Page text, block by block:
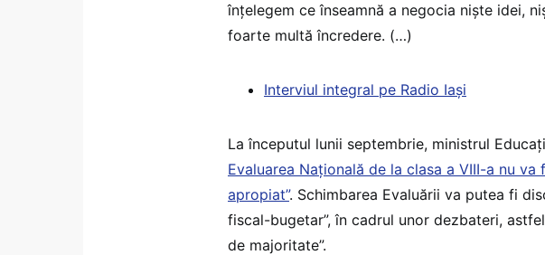
înțelegem ce înseamnă a negocia niște idei,
foarte multă încredere. (…)
Interviul integral pe Radio Iași
La începutul lunii septembrie, ministrul
Evaluarea Națională de la clasa a VIII-a nu
apropiat”. Schimbarea Evaluării va putea fi
fiscal-bugetar”, în cadrul unor dezbateri,
de majoritate”.